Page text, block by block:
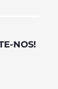
NOS!